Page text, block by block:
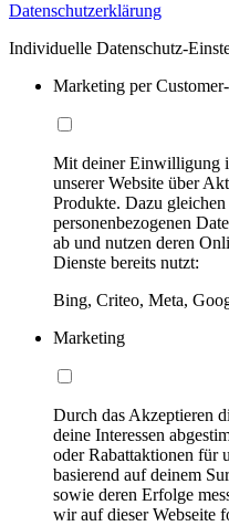
Datenschutzerklärung
Individuelle Datenschutz-
Marketing per
Mit deiner Einwilligung
unserer Website über
Produkte. Dazu
personenbezogenen
ab und nutzen deren
Dienste bereits nutzt:
Bing, Criteo, Meta,
Marketing
Durch das Akzeptieren
deine Interessen
oder Rabattaktionen für
basierend auf deinem
sowie deren Erfolge
wir auf dieser Webseite